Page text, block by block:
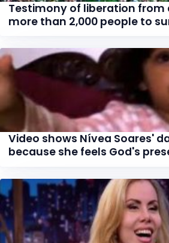
Testimony of liberation from
more than 2,000 people to
Video shows Nívea Soares'
because she feels God's